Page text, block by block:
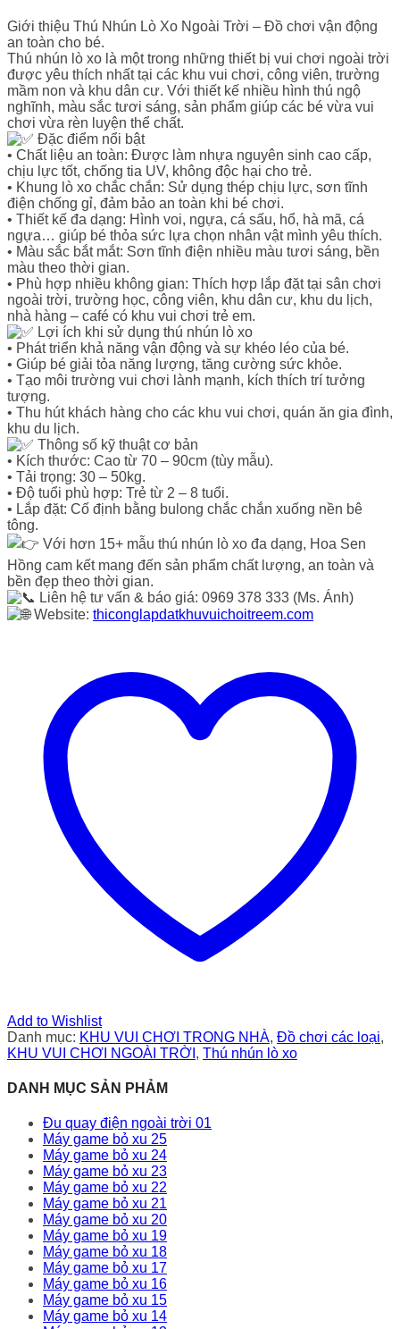
Giới thiệu Thú Nhún Lò Xo Ngoài Trời – Đồ chơi vận động
an toàn cho bé.
Thú nhún lò xo là một trong những thiết bị vui chơi ngoài trời
được yêu thích nhất tại các khu vui chơi, công viên, trường
mầm non và khu dân cư. Với thiết kế nhiều hình thú ngộ
nghĩnh, màu sắc tươi sáng, sản phẩm giúp các bé vừa vui
chơi vừa rèn luyện thể chất.
Đặc điểm nổi bật
• Chất liệu an toàn: Được làm nhựa nguyên sinh cao cấp,
chịu lực tốt, chống tia UV, không độc hại cho trẻ.
• Khung lò xo chắc chắn: Sử dụng thép chịu lực, sơn tĩnh
điện chống gỉ, đảm bảo an toàn khi bé chơi.
• Thiết kế đa dạng: Hình voi, ngựa, cá sấu, hổ, hà mã, cá
ngựa… giúp bé thỏa sức lựa chọn nhân vật mình yêu thích.
• Màu sắc bắt mắt: Sơn tĩnh điện nhiều màu tươi sáng, bền
màu theo thời gian.
• Phù hợp nhiều không gian: Thích hợp lắp đặt tại sân chơi
ngoài trời, trường học, công viên, khu dân cư, khu du lịch,
nhà hàng – café có khu vui chơi trẻ em.
Lợi ích khi sử dụng thú nhún lò xo
• Phát triển khả năng vận động và sự khéo léo của bé.
• Giúp bé giải tỏa năng lượng, tăng cường sức khỏe.
• Tạo môi trường vui chơi lành mạnh, kích thích trí tưởng
tượng.
• Thu hút khách hàng cho các khu vui chơi, quán ăn gia đình,
khu du lịch.
Thông số kỹ thuật cơ bản
• Kích thước: Cao từ 70 – 90cm (tùy mẫu).
• Tải trọng: 30 – 50kg.
• Độ tuổi phù hợp: Trẻ từ 2 – 8 tuổi.
• Lắp đặt: Cố định bằng bulong chắc chắn xuống nền bê
tông.
Với hơn 15+ mẫu thú nhún lò xo đa dạng, Hoa Sen
Hồng cam kết mang đến sản phẩm chất lượng, an toàn và
bền đẹp theo thời gian.
Liên hệ tư vấn & báo giá: 0969 378 333 (Ms. Ánh)
Website: thiconglapdatkhuvuichoitreem.com
Add to Wishlist
Danh mục: KHU VUI CHƠI TRONG NHÀ, Đồ chơi các loại,
KHU VUI CHƠI NGOÀI TRỜI , Thú nhún lò xo
DANH MỤC SẢN PHẢM
Đu quay điện ngoài trời 01
Máy game bỏ xu 25
Máy game bỏ xu 24
Máy game bỏ xu 23
Máy game bỏ xu 22
Máy game bỏ xu 21
Máy game bỏ xu 20
Máy game bỏ xu 19
Máy game bỏ xu 18
Máy game bỏ xu 17
Máy game bỏ xu 16
Máy game bỏ xu 15
Máy game bỏ xu 14